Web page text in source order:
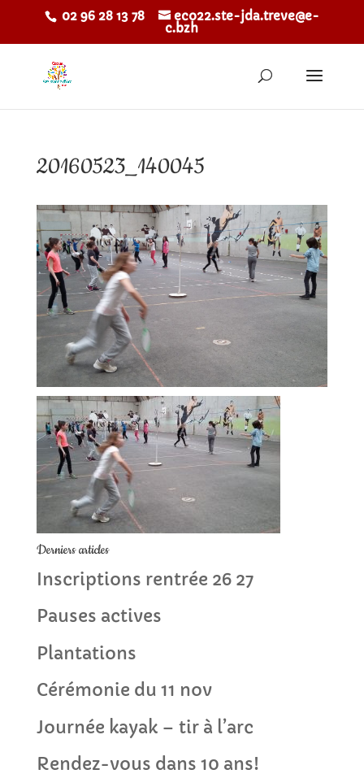
02 96 28 13 78 eco22.ste-jda.treve@e-
c.bzh
20160523_140045
Derniers articles
Inscriptions rentrée 26 27
Pauses actives
Plantations
Cérémonie du 11 nov
Journée kayak – tir à l’arc
Rendez-vous dans 10 ans!